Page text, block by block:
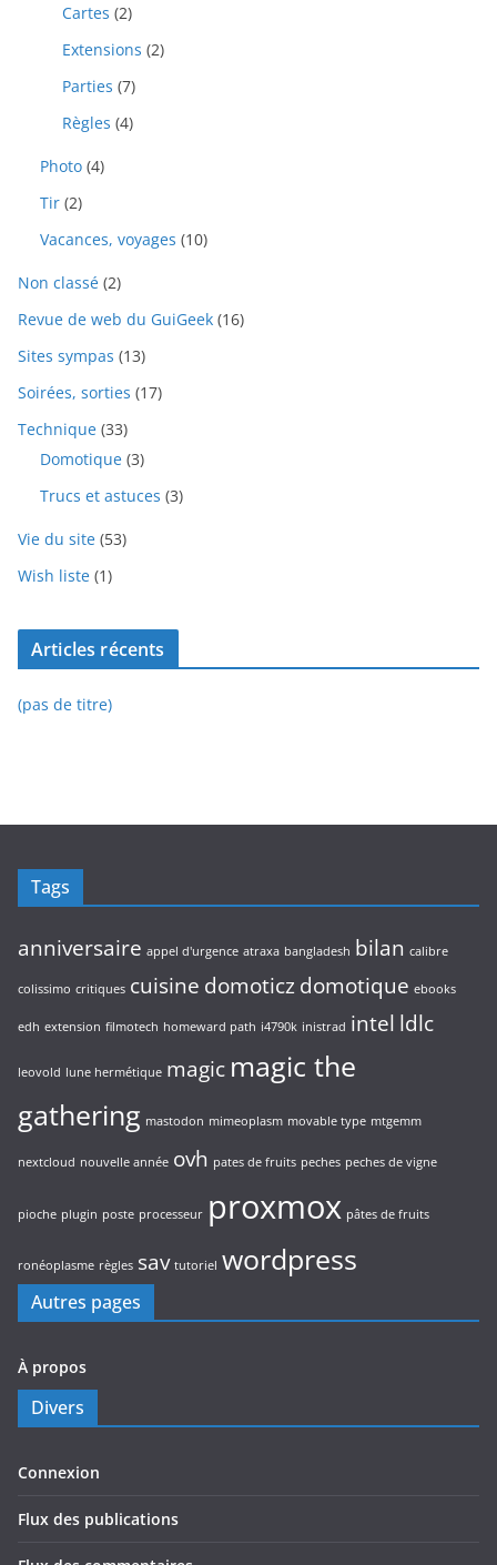
Cartes (2)
Extensions (2)
Parties (7)
Règles (4)
Photo (4)
Tir (2)
Vacances, voyages (10)
Non classé (2)
Revue de web du GuiGeek (16)
Sites sympas (13)
Soirées, sorties (17)
Technique (33)
Domotique (3)
Trucs et astuces (3)
Vie du site (53)
Wish liste (1)
Articles récents
(pas de titre)
Tags
anniversaire appel d'urgence atraxa bangladesh bilan calibre
colissimo critiques cuisine domoticzdomotique ebooks
edh extension filmotech homeward path i4790k inistrad intel ldlc
leovold lune hermétique magic magic the
gathering mastodon mimeoplasm movable type mtgemm
nextcloud nouvelle année ovh pates de fruits peches peches de vigne
pioche plugin poste processeur proxmox pâtes de fruits
ronéoplasme règles sav tutoriel wordpress
Autres pages
À propos
Divers
Connexion
Flux des publications